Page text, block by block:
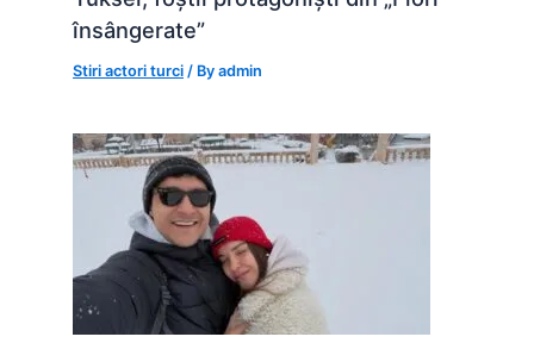
însângerate”
Stiri actori turci / Byadmin